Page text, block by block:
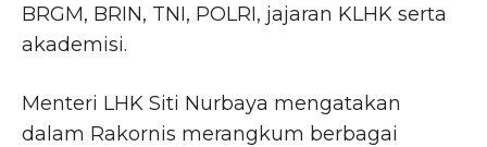
BRGM, BRIN, TNI, POLRI, jajaran KLHK serta
akademisi.
Menteri LHK Siti Nurbaya mengatakan
dalam Rakornis merangkum berbagai